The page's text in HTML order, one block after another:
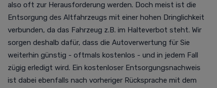
also oft zur Herausforderung werden. Doch meist ist die
Entsorgung des Altfahrzeugs mit einer hohen Dringlichkeit
verbunden, da das Fahrzeug z.B. im Halteverbot steht. Wir
sorgen deshalb dafür, dass die Autoverwertung für Sie
weiterhin günstig - oftmals kostenlos - und in jedem Fall
zügig erledigt wird. Ein kostenloser Entsorgungsnachweis
ist dabei ebenfalls nach vorheriger Rücksprache mit dem